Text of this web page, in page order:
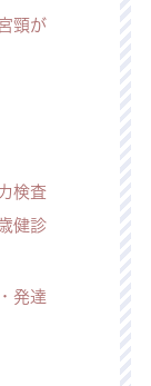
頸が
検査
健診
発達